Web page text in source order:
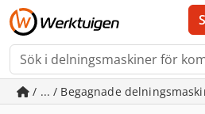
/ ... / Begagnade